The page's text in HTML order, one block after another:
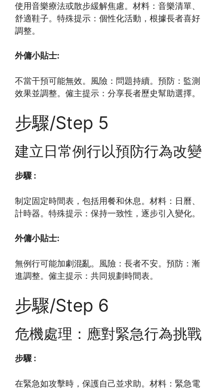
使用音樂療法或散步緩解焦慮。材料：音樂清單、
舒適鞋子。特殊提示：個性化活動，根據長者喜好
調整。
外傭小貼士:
不當干預可能無效。風險：問題持續。預防：監測
效果並調整。僱主提示：分享長者歷史幫助選擇。
步驟/Step 5
建立日常例行以預防行為改變
步驟 :
制定固定時間表，包括用餐和休息。材料：日曆、
計時器。特殊提示：保持一致性，逐步引入變化。
外傭小貼士:
無例行可能加劇混亂。風險：長者不安。預防：漸
進調整。僱主提示：共同規劃時間表。
步驟/Step 6
危機處理：應對緊急行為挑戰
步驟 :
在緊急如攻擊時，保護自己並求助。材料：緊急電